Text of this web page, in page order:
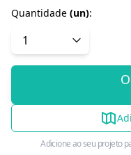
Quantidade (un):
Adicione ao seu projeto